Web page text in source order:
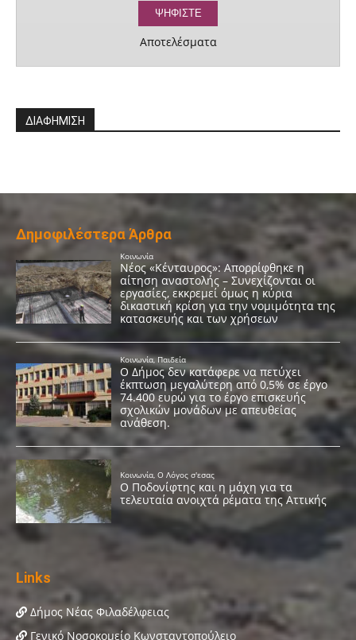
Αποτελέσματα
ΔΙΑΦΗΜΙΣΗ
Δημοφιλέστερα Άρθρα
Links
Δήμος Νέας Φιλαδέλφειας
Γενικό Νοσοκομείο Κωνσταντοπούλειο